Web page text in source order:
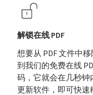
解锁在线 PDF
想要从 PDF 文件中
到我们的免费在线
码，它就会在几秒
更新软件，即可快速